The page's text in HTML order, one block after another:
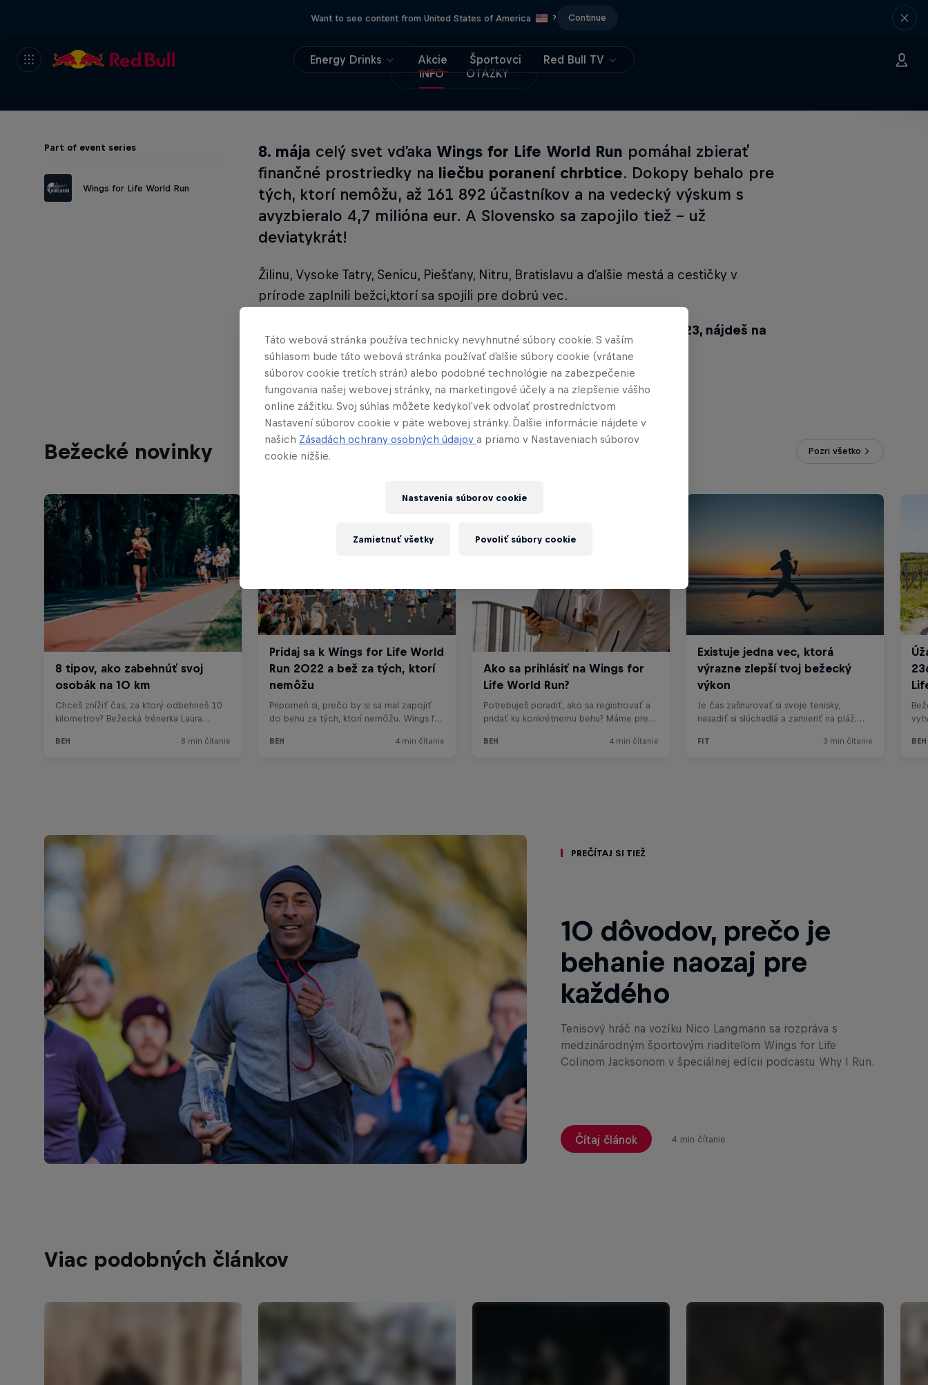
Want to see content from United States of America ? Continue
Energy Drinks Akcie Športovci
Red Bull TV
INFO
OTÁZKY
Part of event series
Wings for Life World Run
8. mája celý svet vďaka Wings for Life World Run pomáhal zbierať
finančné prostriedky na liečbu poranení chrbtice. Dokopy behalo pre
tých, ktorí nemôžu, až 161 892 účastníkov a na vedecký výskum s
avyzbieralo 4,7 milióna eur. A Slovensko sa zapojilo tiež – už
deviatykrát!
Žilinu, Vysoke Tatry, Senicu, Piešťany, Nitru, Bratislavu a ďalšie mestá a cestičky v
prírode zaplnili bežci,ktorí sa spojili pre dobrú vec.
Všetky info a registráciu na 10. ročník, ktorý sa uskutoční 7. mája 2023, nájdeš na
wingsforlifeworldrun.com .
Bežecké novinky Pozri všetko
Prečítaj si tiež
10 dôvodov, prečo je
behanie naozaj pre
každého
Tenisový hráč na vozíku Nico Langmann sa rozpráva s
medzinárodným športovým riaditeľom Wings for Life
Colinom Jacksonom v špeciálnej edícii podcastu Why I Run.
Čítaj článok 4 min čítanie
Viac podobných článkov
Táto webová stránka používa technicky nevyhnutné súbory cookie. S vaším
súhlasom bude táto webová stránka používať ďalšie súbory cookie (vrátane
súborov cookie tretích strán) alebo podobné technológie na zabezpečenie
fungovania našej webovej stránky, na marketingové účely a na zlepšenie vášho
online zážitku. Svoj súhlas môžete kedykoľvek odvolať prostredníctvom
Nastavení súborov cookie v päte webovej stránky. Ďalšie informácie nájdete v
našich Zásadách ochrany osobných údajov a priamo v Nastaveniach súborov
cookie nižšie.
Nastavenia súborov cookie
Zamietnuť všetky Povoliť súbory cookie